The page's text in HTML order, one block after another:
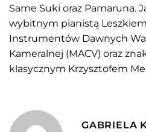
Same Suki oraz Pamaruna.
wybitnym pianistą
Instrumentów Dawnych
Kameralnej (MACV) oraz
klasycznym Krzysztofem
GABRIELA